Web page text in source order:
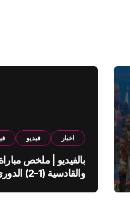
اخبار فيديو
بالفيديو | ملخص
والقادسية (1-2)